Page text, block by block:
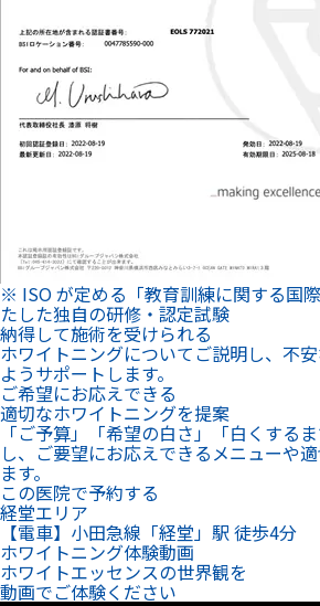
※ ISO が定める「教育訓練に関する国
たした独自の研修・認定試験
納得して施術を受けられる
ホワイトニングについてご説明し、不
ようサポートします。
ご希望にお応えできる
適切なホワイトニングを提案
「ご予算」「希望の白さ」「白くする
し、ご要望にお応えできるメニューや
ます。
この医院で予約する
経堂エリア
【電車】小田急線「経堂」駅 徒歩4分
ホワイトニング体験動画
ホワイトエッセンスの世界観を
動画でご体験ください